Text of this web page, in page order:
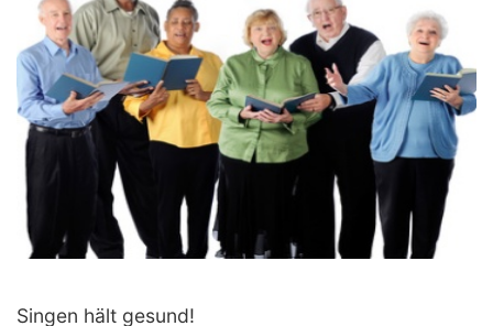
Singen hält gesund!